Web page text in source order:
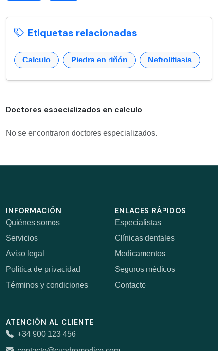
Etiquetas relacionadas
Calculo Piedra en riñón Nefrolitiasis
Doctores especializados en calculo
No se encontraron doctores especializados.
INFORMACIÓN
Quiénes somos
Servicios
Aviso legal
Política de privacidad
Términos y condiciones
ENLACES RÁPIDOS
Especialistas
Clínicas dentales
Medicamentos
Seguros médicos
Contacto
ATENCIÓN AL CLIENTE
+34 900 123 456